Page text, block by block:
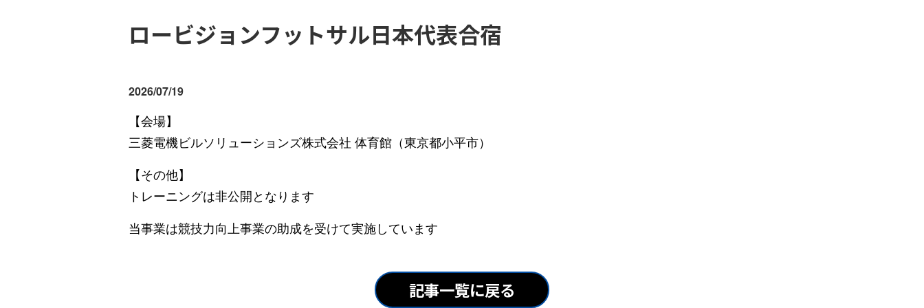
ロービジョンフットサル日本代表合宿
2026/07/19
【会場】
三菱電機ビルソリューションズ株式会社 体育館（東京都小平市）
【その他】
トレーニングは非公開となります
当事業は競技力向上事業の助成を受けて実施しています
記事一覧に戻る